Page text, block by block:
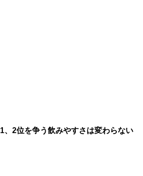
1、2位を争う飲みやすさは変わらない